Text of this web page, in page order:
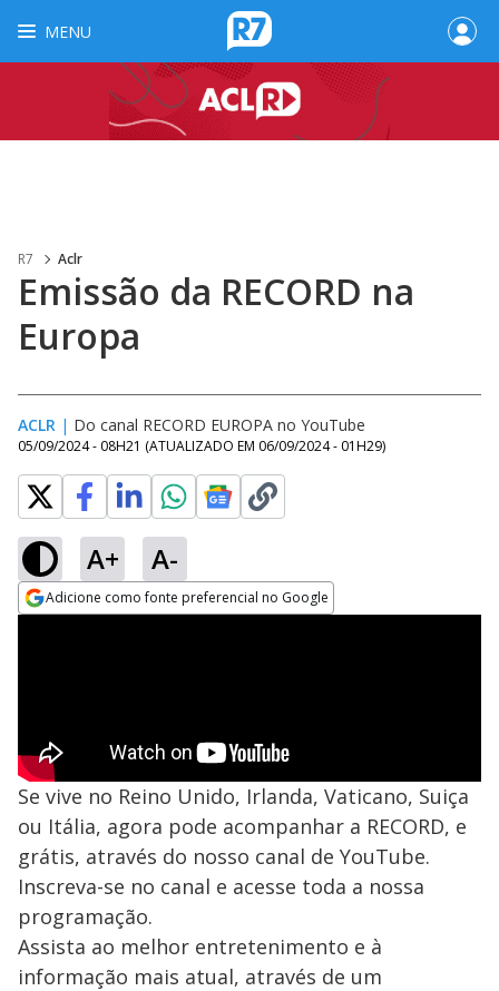
MENU
R7 Aclr
Emissão da RECORD na
Europa
ACLR | Do canal RECORD EUROPA no YouTube
05/09/2024 - 08H21 (ATUALIZADO EM 06/09/2024 - 01H29)
A+ A-
Adicione como fonte preferencial no Google
Se vive no Reino Unido, Irlanda, Vaticano, Suiça
ou Itália, agora pode acompanhar a RECORD, e
grátis, através do nosso canal de YouTube.
Inscreva-se no canal e acesse toda a nossa
programação.
Assista ao melhor entretenimento e à
informação mais atual, através de um